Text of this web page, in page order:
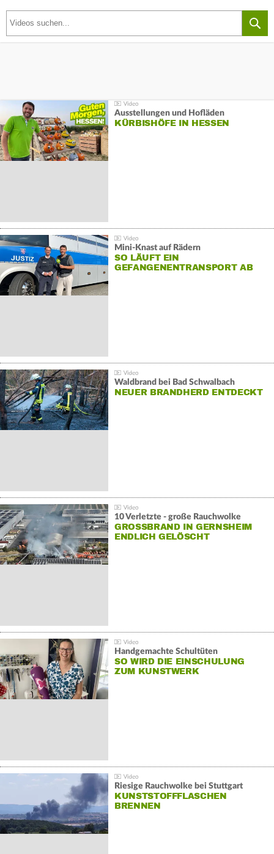
Ausstellungen und Hofläden
KÜRBISHÖFE IN HESSEN
Mini-Knast auf Rädern
SO LÄUFT EIN
GEFANGENENTRANSPORT AB
Waldbrand bei Bad Schwalbach
NEUER BRANDHERD ENTDECKT
10 Verletzte - große Rauchwolke
GROSSBRAND IN GERNSHEIM E
NDLICH GELÖSCHT
Handgemachte Schultüten
SO WIRD DIE EINSCHULUNG
ZUM KUNSTWERK
Riesige Rauchwolke bei Stuttgart
KUNSTSTOFFFLASCHEN
BRENNEN